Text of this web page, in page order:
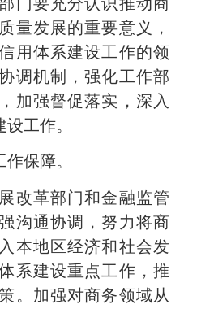
量发展的重要意义，
用体系建设工作的领
调机制，强化工作部
加强督促落实，深入
工作。
保障。
革部门和金融监管
沟通协调，努力将商
本地区经济和社会发
系建设重点工作，推
。加强对商务领域从